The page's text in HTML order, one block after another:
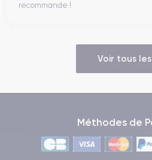
recommande !
Voir tous
Méthodes de